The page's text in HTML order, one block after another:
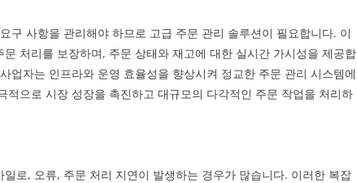
구 사항을 관리해야 하므로 고급 주문 관리 솔루션이 필요합니다. 이
처리를 보장하며, 주문 상태와 재고에 대한 실시간 가시성을 제공합
업자는 인프라와 운영 효율성을 향상시켜 정교한 주문 관리 시스템에
으로 시장 성장을 촉진하고 대규모의 다각적인 주문 작업을 처리하
로, 오류, 주문 처리 지연이 발생하는 경우가 많습니다. 이러한 복잡